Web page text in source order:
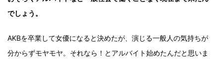
でしょう。
AKBを卒業して女優になると決めたが、演じる一般人の気持ちが
分からずモヤモヤ。それなら！とアルバイト始めたんだと思いま